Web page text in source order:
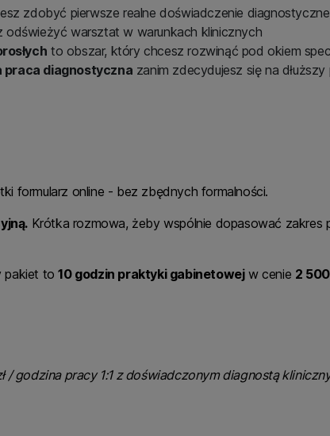
zdobyć pierwsze realne doświadczenie diagnostyczne
odświeżyć warsztat w warunkach klinicznych
to obszar, który chcesz rozwinąć pod okiem
praca diagnostyczna zanim zdecydujesz się na
formularz online - bez zbędnych formalności.
Krótka rozmowa, żeby wspólnie dopasować zakres
pakiet to10 godzin praktyki gabinetowejw cenie 2 500
/ godzina pracy 1:1 z doświadczonym diagnostą